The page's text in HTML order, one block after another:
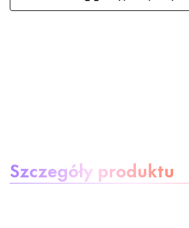
Szczegóły produktu